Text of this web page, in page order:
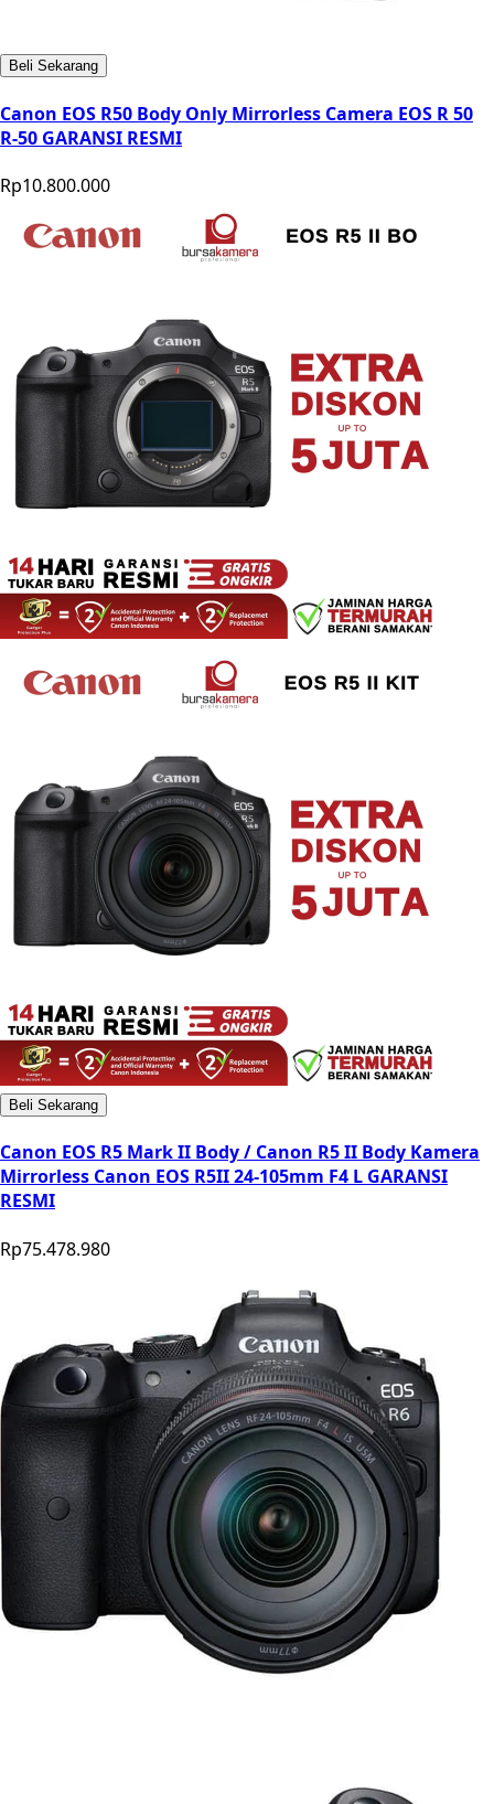
Beli Sekarang
Canon EOS R50 Body Only Mirrorless Camera EOS R 50
R-50 GARANSI RESMI
Rp10.800.000
Beli Sekarang
Canon EOS R5 Mark II Body / Canon R5 II Body Kamera
Mirrorless Canon EOS R5II 24-105mm F4 L GARANSI
RESMI
Rp75.478.980